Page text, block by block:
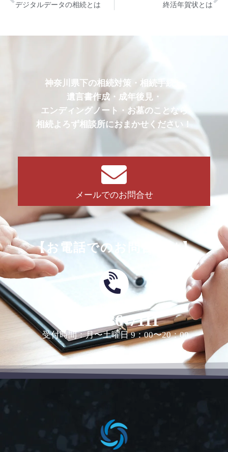
デジタルデータの相続とは 終活年賀状とは
神奈川県下の相続対策・相続手続・
遺言書作成・成年後見・
エンディングノート・お墓のことなら
相続よろず相談所におまかせください！
メールでのお問合せ
【お電話でのお問合せは】
0463-36-7111
受付時間：月〜土曜日 9：00〜20：00